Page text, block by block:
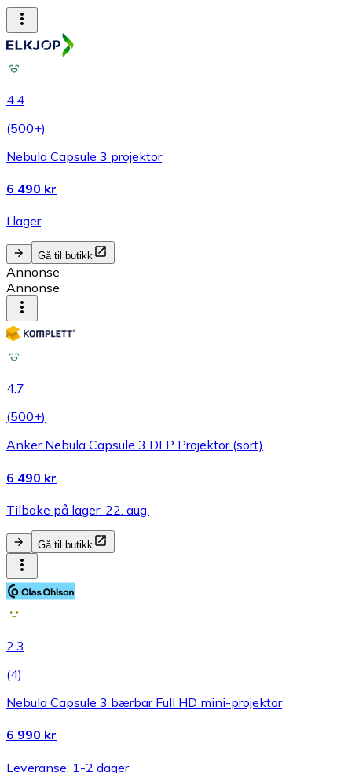
4.4
(500+)
Nebula Capsule 3 projektor
6 490 kr
I lager
Gå til butikk
Annonse
Annonse
4.7
(500+)
Anker Nebula Capsule 3 DLP Projektor (sort)
6 490 kr
Tilbake på lager: 22. aug.
Gå til butikk
2.3
(4)
Nebula Capsule 3 bærbar Full HD mini-projektor
6 990 kr
Leveranse: 1-2 dager